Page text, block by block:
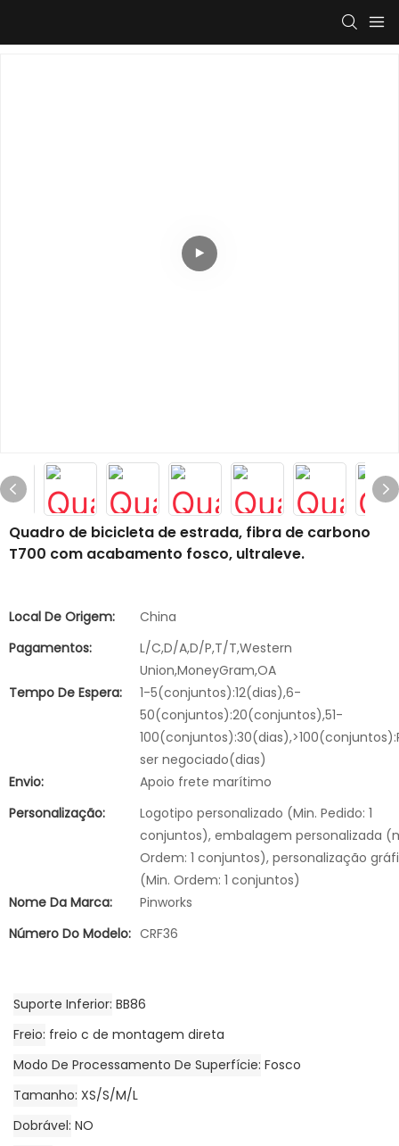
Quadro de bicicleta de estrada, fibra de carbono
T700 com acabamento fosco, ultraleve.
Local De Origem:
China
Pagamentos:
L/C,D/A,D/P,T/T,Western
Union,MoneyGram,OA
Tempo De Espera:
1-5(conjuntos):12(dias),6-
50(conjuntos):20(conjuntos),51-
ser negociado(dias)
Envio:
Apoio frete marítimo
Personalização:
Logotipo personalizado (Min. Pedido: 1
conjuntos), embalagem personalizada
Ordem: 1 conjuntos), personalização
(Min. Ordem: 1 conjuntos)
Nome Da Marca:
Pinworks
Número Do Modelo: CRF36
Suporte Inferior BB86
Freio freio c de montagem direta
Modo De Processamento De Superfície Fosco
Tamanho XS/S/M/L
Dobrável NO